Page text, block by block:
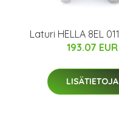
Laturi HELLA 8EL
193.07 EUR
LISÄTIETOJA